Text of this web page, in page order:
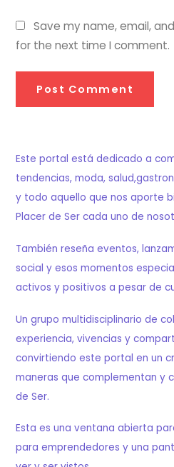
Save my name, email,
for the next time I comment.
Este portal está dedicado a
tendencias, moda,
y todo aquello que nos aporte
Placer de Ser cada uno de
También reseña eventos,
social y esos momentos
activos y positivos a pesar de
Un grupo multidisciplinario de
experiencia, vivencias y
convirtiendo este portal en un
maneras que complementan y
de Ser.
Esta es una ventana abierta
para emprendedores y una